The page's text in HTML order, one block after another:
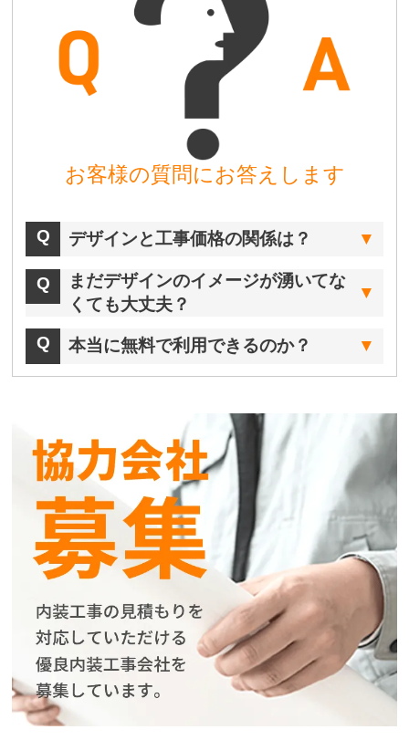
お客様の質問にお答えします
デザインと工事価格の関係は？
まだデザインのイメージが湧いてな
くても大丈夫？
本当に無料で利用できるのか？